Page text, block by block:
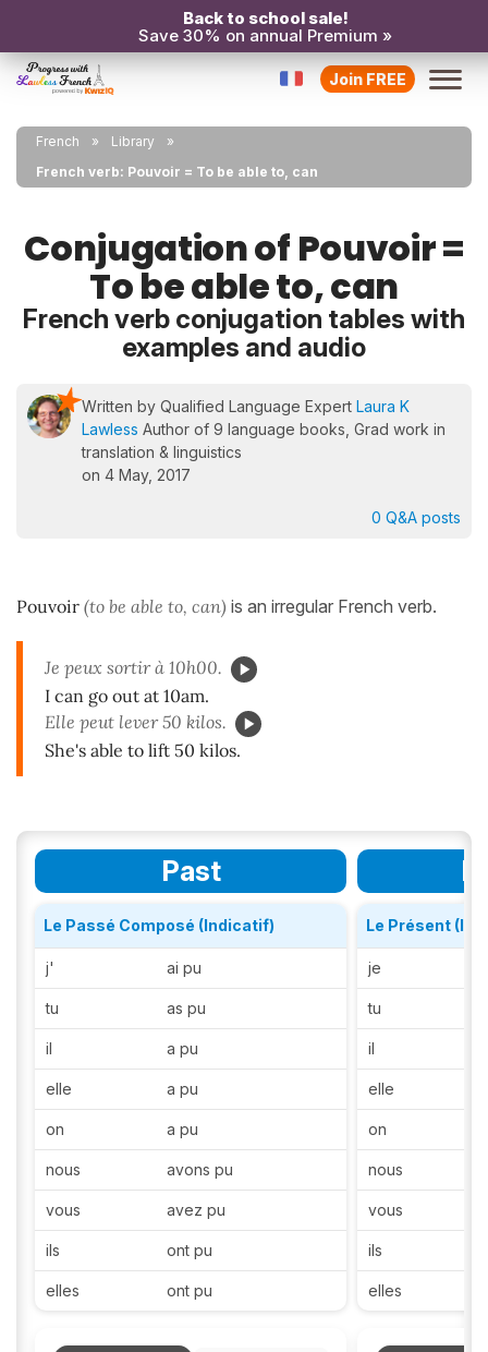
Back to school sale!
Save 30% on annual Premium »
Join FREE
French
Library
French verb: Pouvoir = To be able to, can
Conjugation of Pouvoir =
To be able to, can
French verb conjugation tables with
examples and audio
Written by Qualified Language Expert Laura K
Lawless Author of 9 language books, Grad work in
translation & linguistics
on 4 May, 2017
0 Q&A posts
Pouvoir (to be able to, can) is an irregular French verb.
Je peux sortir à 10h00.
I can go out at 10am.
Elle peut lever 50 kilos.
She's able to lift 50 kilos.
Past
Le Passé Composé (Indicatif)
j' ai pu
tu as pu
il a pu
elle a pu
on a pu
nous avons pu
vous avez pu
ils ont pu
elles ont pu
Le Présent
je
tu
il
elle
on
nous
vous
ils
elles